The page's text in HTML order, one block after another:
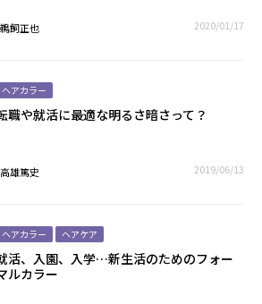
鵜飼正也 2020/01/17
ヘアカラー
職や就活に最適な明るさ暗さって？
高雄篤史 2019/06/13
ヘアカラー ヘアケア
活、入園、入学…新生活のためのフォー
ルカラー